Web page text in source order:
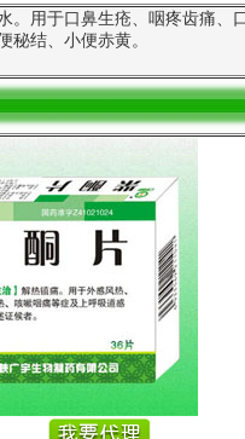
。用于口鼻生疮、咽疼齿痛、
秘结、小便赤黄。